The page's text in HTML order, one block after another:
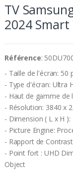
TV
2024
Référence:
- Taille de l'écran: 50
- Type d'écran: Ultra
- Haut de gamme de
- Résolution: 3840 x
- Dimension ( L x H ):
- Picture Engine:
- Rapport de
- Point fort : UHD
Object